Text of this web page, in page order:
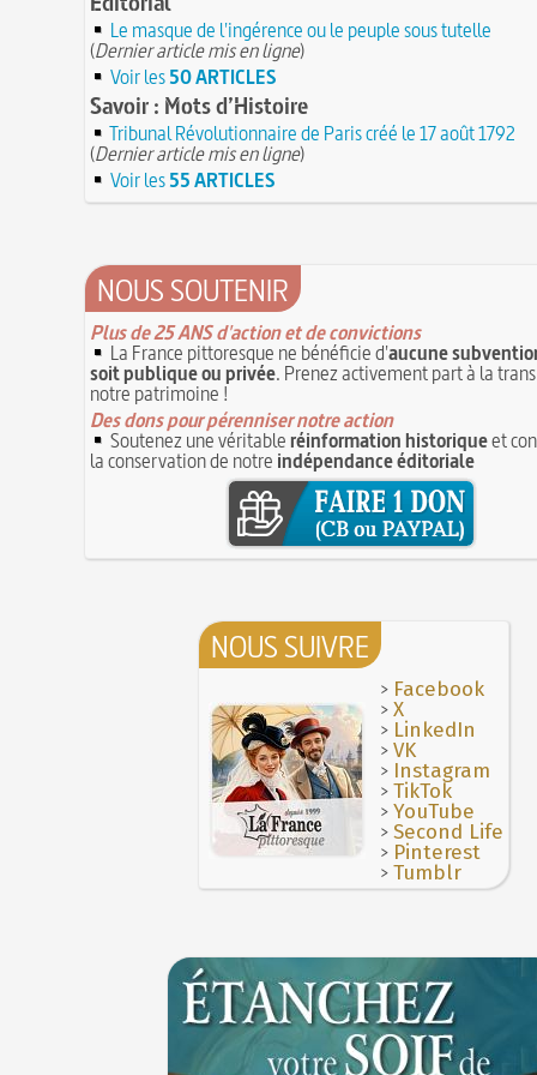
Voir la lune à gauche
3 juillet 987 : Hugues Capet est couronné
des Francs à Noyon 3 JUILLET
Maternités, archéologie de la figure
JUILLET
Le masque de l'ingérence ou le peuple
1ER JUILLET
1er juillet 1903 : début du premier Tour de
cycliste
Hâtez-vous lentement
Troisième République (1870-1940)
Vatel, « perdu d'honneur », se suicide lors
donné en 1671 par le prince de Condé à Louis
Le masque de l'ingérence ou le peuple sous tutelle
(Dernier article mis en ligne)
Voir les50 ARTICLES
Savoir : Mots d’Histoire
Tribunal Révolutionnaire de Paris créé le 17 août 1792
(Dernier article mis en ligne)
Voir les55 ARTICLES
NOUS SOUTENIR
Plus de 25 ANS d'action et de convictions
La France pittoresque ne bénéficie d'aucune
soit publique ou privée. Prenez activement part à la
notre patrimoine !
Des dons pour pérenniser notre action
Soutenez une véritableréinformation historiqueet
la conservation de notre indépendance éditoriale
NOUS SUIVRE
> Facebook
>X
> LinkedIn
>VK
> Instagram
>TikTok
>YouTube
>Second Life
> Pinterest
>Tumblr